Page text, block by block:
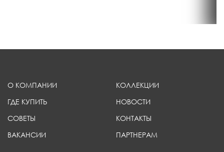
О КОМПАНИИ
КОЛЛЕКЦИИ
ГДЕ КУПИТЬ
НОВОСТИ
СОВЕТЫ
КОНТАКТЫ
ВАКАНСИИ
ПАРТНЕРАМ